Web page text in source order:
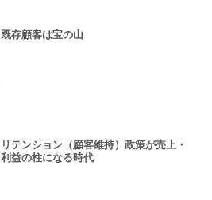
既存顧客は宝の山
リテンション（顧客維持）政策が売上・
利益の柱になる時代